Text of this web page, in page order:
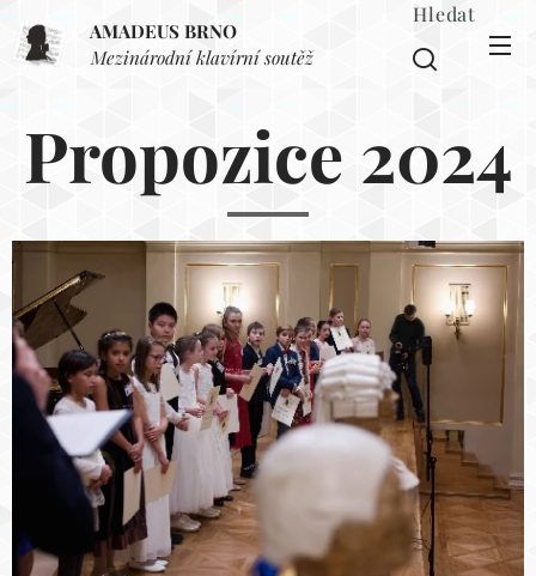
AMADEUS BRNO
Mezinárodní klavírní soutěž
Hledat
Propozice 2024